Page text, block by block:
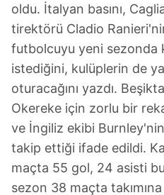
oldu. İtalyan basını,
tirektörü Cladio
futbolcuyu yeni sezonda
istediğini, kulüplerin de
oturacağını yazdı.
Okereke için zorlu bir
ve İngiliz ekibi
takip ettiği ifade edildi.
maçta 55 gol, 24 asisti
sezon 38 maçta